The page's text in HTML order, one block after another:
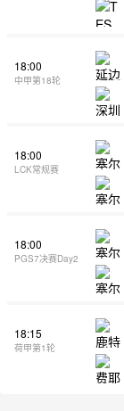
18:00
中甲第18轮
18:00
LCK常规赛
18:00
PGS7决赛Day2
18:15
荷甲第1轮